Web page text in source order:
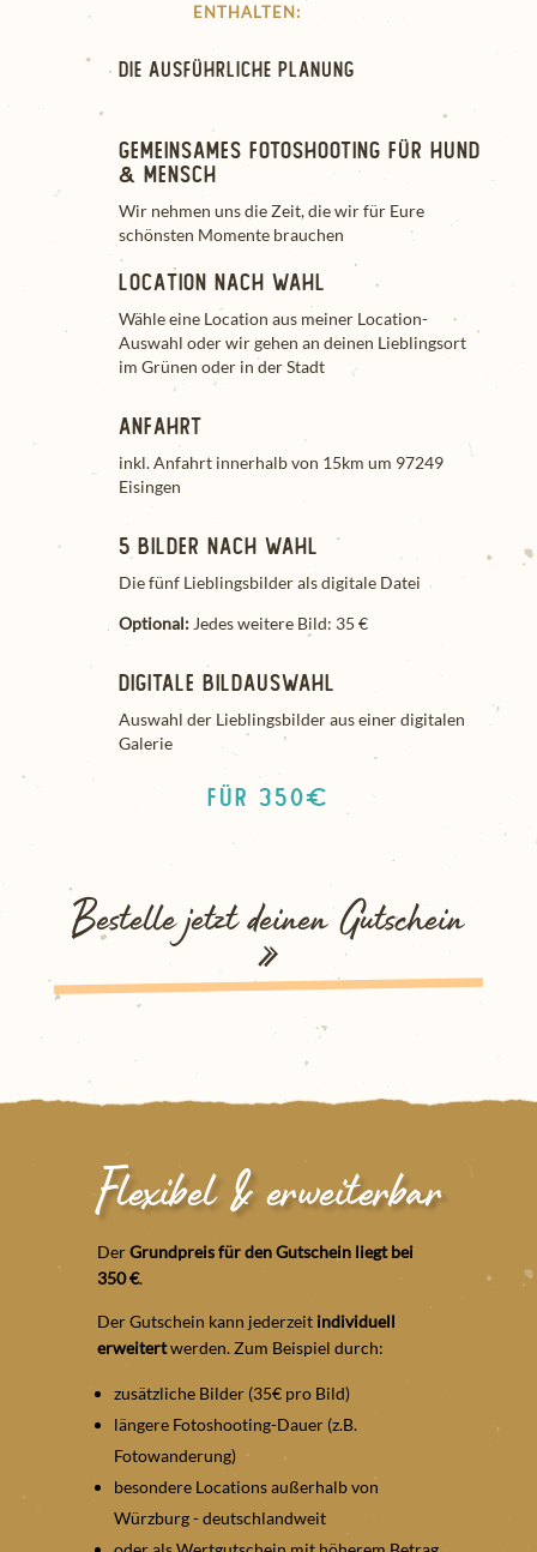
ENTHALTEN:
Die Ausführliche Planung
gemeinsames Fotoshooting für Hund
& Mensch
Wir nehmen uns die Zeit, die wir für Eure
schönsten Momente brauchen
Location nach Wahl
Wähle eine Location aus meiner Location-
Auswahl oder wir gehen an deinen Lieblingsort
im Grünen oder in der Stadt
Anfahrt
inkl. Anfahrt innerhalb von 15km um 97249
Eisingen
5 Bilder nach Wahl
Die fünf Lieblingsbilder als digitale Datei
Optional:Jedes weitere Bild: 35 €
Digitale Bildauswahl
Auswahl der Lieblingsbilder aus einer digitalen
Galerie
für 350€
Bestelle jetzt deinen Gutschein
»
Flexibel & erweiterbar
DerGrundpreis für den Gutschein liegt bei
350 €.
Der Gutschein kann jederzeit individuell
erweitertwerden. Zum Beispiel durch:
zusätzliche Bilder (35€ pro Bild)
längere Fotoshooting-Dauer (z.B.
Fotowanderung)
besondere Locations außerhalb von
Würzburg - deutschlandweit